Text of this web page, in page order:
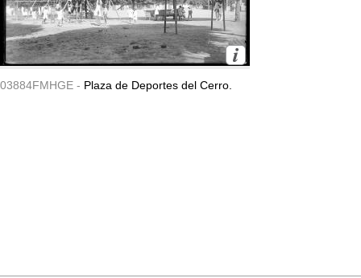
03884FMHGE - Plaza de Deportes del Cerro.